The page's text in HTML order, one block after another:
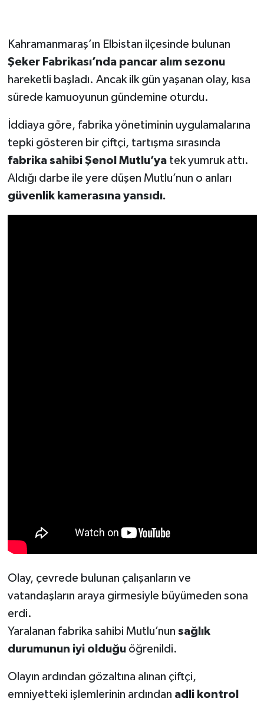
Kahramanmaraş’ın Elbistan ilçesinde bulunan
Şeker Fabrikası’nda pancar alım sezonu
hareketli başladı. Ancak ilk gün yaşanan olay, kısa
sürede kamuoyunun gündemine oturdu.
İddiaya göre, fabrika yönetiminin uygulamalarına
tepki gösteren bir çiftçi, tartışma sırasında
fabrika sahibi Şenol Mutlu’yatek yumruk attı.
Aldığı darbe ile yere düşen Mutlu’nun o anları
güvenlik kamerasına yansıdı.
Olay, çevrede bulunan çalışanların ve
vatandaşların araya girmesiyle büyümeden sona
erdi.
Yaralanan fabrika sahibi Mutlu’nun sağlık
durumunun iyi olduğuöğrenildi.
Olayın ardından gözaltına alınan çiftçi,
emniyetteki işlemlerinin ardından adli kontrol
KADIN-AİLE
YEREL YÖNETİM
MEDYA
SEÇİM 2011
ÜÇÜNCÜ SAYFA
BİLİMNET
Politika
YEREL
BİLİM TEKNOLOJİ
ASAYİŞ